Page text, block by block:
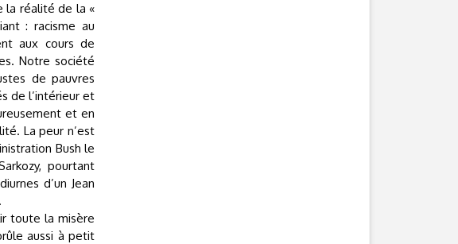
la réalité de la «
: racisme au
aux cours de
Notre société
de pauvres
de l’intérieur et
et en
La peur n’est
Bush le
pourtant
d’un Jean
toute la misère
aussi à petit